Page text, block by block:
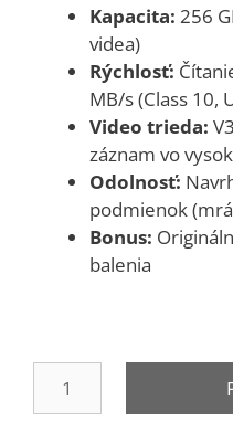
Kapacita: 256
videa)
Rýchlosť:
MB/s (Class 10,
Video trieda:
záznam vo
Odolnosť:
podmienok
Bonus:
balenia
Kingston